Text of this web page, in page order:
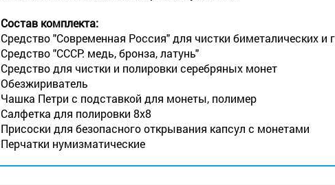
Состав комплекта:
Средство "Современная Россия" для чистки биметалических и
Средство "СССР: медь, бронза, латунь"
Средство для чистки и полировки серебряных монет
Обезжириватель
Чашка Петри с подставкой для монеты, полимер
Салфетка для полировки 8х8
Присоски для безопасного открывания капсул с монетами
Перчатки нумизматические